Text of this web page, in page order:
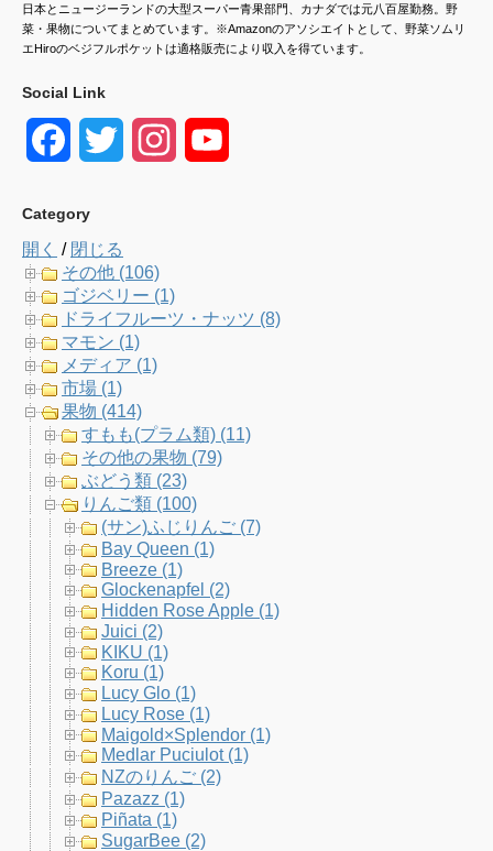
日本とニュージーランドの大型スーパー青果部門、カナダでは元八百屋勤務。野
菜・果物についてまとめています。※Amazonのアソシエイトとして、野菜ソムリ
エHiroのベジフルポケットは適格販売により収入を得ています。
Social Link
e
b
o
o
k
t
t
e
a
a
m
u
C
a
n
Category
開く / 閉じる
その他 (106)
ゴジベリー (1)
ドライフルーツ・ナッツ (8)
マモン (1)
メディア (1)
市場 (1)
果物 (414)
すもも(プラム類) (11)
その他の果物 (79)
ぶどう類 (23)
りんご類 (100)
(サン)ふじりんご (7)
Bay Queen (1)
Breeze (1)
Glockenapfel (2)
Hidden Rose Apple (1)
Juici (2)
KIKU (1)
Koru (1)
Lucy Glo (1)
Lucy Rose (1)
Maigold×Splendor (1)
Medlar Puciulot (1)
NZのりんご (2)
Pazazz (1)
Piñata (1)
SugarBee (2)